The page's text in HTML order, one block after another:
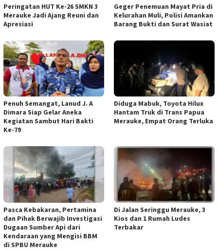
Peringatan HUT Ke-26 SMKN 3
Merauke Jadi Ajang Reuni dan
Apresiasi
Geger Penemuan Mayat Pria di
Kelurahan Muli, Polisi Amankan
Barang Bukti dan Surat Wasiat
Penuh Semangat, Lanud J. A
Dimara Siap Gelar Aneka
Kegiatan Sambut Hari Bakti
Ke-79
Diduga Mabuk, Toyota Hilux
Hantam Truk di Trans Papua
Merauke, Empat Orang Terluka
Pasca Kebakaran, Pertamina
dan Pihak Berwajib Investigasi
Dugaan Sumber Api dari
Kendaraan yang Mengisi BBM
di SPBU Merauke
Di Jalan Seringgu Merauke, 3
Kios dan 1 Rumah Ludes
Terbakar